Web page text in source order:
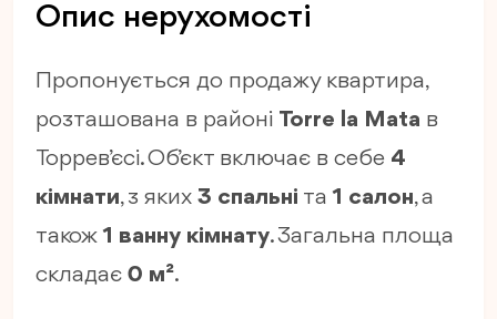
Опис нерухомості
Пропонується до продажу квартира,
розташована в районі Torre la Mata в
Торрев’єсі. Об’єкт включає в себе 4
кімнати, з яких 3 спальні та 1 салон, а
також 1 ванну кімнату. Загальна площа
складає 0 м².